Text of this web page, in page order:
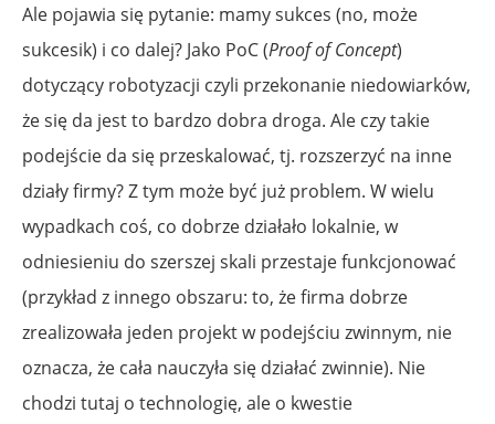
Ale pojawia się pytanie: mamy sukces (no, może
sukcesik) i co dalej? Jako PoC (Proof of Concept)
dotyczący robotyzacji czyli przekonanie niedowiarków,
że się da jest to bardzo dobra droga. Ale czy takie
podejście da się przeskalować, tj. rozszerzyć na inne
działy firmy? Z tym może być już problem. W wielu
wypadkach coś, co dobrze działało lokalnie, w
odniesieniu do szerszej skali przestaje funkcjonować
(przykład z innego obszaru: to, że firma dobrze
zrealizowała jeden projekt w podejściu zwinnym, nie
oznacza, że cała nauczyła się działać zwinnie). Nie
chodzi tutaj o technologię, ale o kwestie